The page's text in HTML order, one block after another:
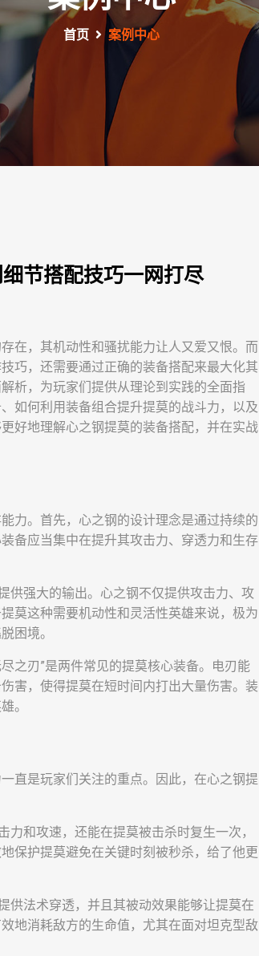
首页 案例中心
节搭配技巧一网打尽
在，其机动性和骚扰能力让人又爱又恨。而
巧，还需要通过正确的装备搭配来最大化其
析，为玩家们提供从理论到实践的全面指
如何利用装备组合提升提莫的战斗力，以及
好地理解心之钢提莫的装备搭配，并在实战
力。首先，心之钢的设计理念是通过持续的
备应当集中在提升其攻击力、穿透力和生存
供强大的输出。心之钢不仅提供攻击力、攻
莫这种需要机动性和灵活性英雄来说，极为
困境。
之刃”是两件常见的提莫核心装备。电刃能
害，使得提莫在短时间内打出大量伤害。装
。
直是玩家们关注的重点。因此，在心之钢提
和攻速，还能在提莫被击杀时复生一次，
保护提莫避免在关键时刻被秒杀，给了他更
供法术穿透，并且其被动效果能够让提莫在
地消耗敌方的生命值，尤其在面对坦克型敌